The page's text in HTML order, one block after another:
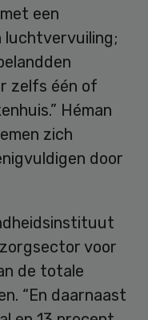
een
luchtvervuiling;
zelfs één of
Héman
zich
door
voor
de totale
“En daarnaast